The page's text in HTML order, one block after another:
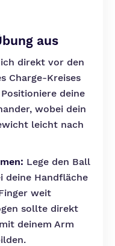
aus
direkt vor den
Charge-Kreises
deine
wobei dein
leicht nach
Lege den Ball
deine Handfläche
weit
sollte direkt
deinem Arm